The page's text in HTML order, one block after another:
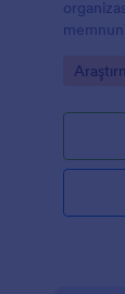
Go to